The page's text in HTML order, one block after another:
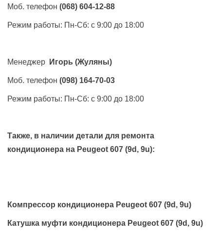
Моб. телефон (068) 604-12-88
Режим работы: Пн-Сб: с 9:00 до 18:00
Менеджер Игорь (Жуляны)
Моб. телефон (098) 164-70-03
Режим работы: Пн-Сб: с 9:00 до 18:00
Также, в наличии детали для ремонта
кондиционера на Peugeot 607 (9d, 9u):
Компрессор кондиционера Peugeot 607 (9d, 9u)
Катушка муфти кондиционера Peugeot 607 (9d, 9u)